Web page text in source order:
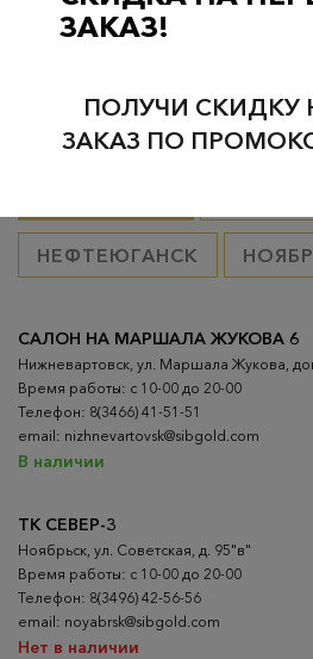
Проверьте
НЕФТЕЮГАНСК
ТК СЕВЕР-3
Ноябрьск, ул. Советская, д. 95"в"
Время работы: с 10-00 до 20-00
Телефон: 8(3496) 42-56-56
email: noyabrsk@sibgold.com
Нет в наличии
САЛОН НА МАРШАЛА ЖУКОВА 6
Нижневартовск, ул. Маршала Жукова,
Время работы: с 10-00 до 20-00
Телефон: 8(3466) 41-51-51
email: nizhnevartovsk@sibgold.com
В наличии
ЗАКАЗ!
ПОЛУЧИ СКИДКУ
ЗАКАЗ ПО